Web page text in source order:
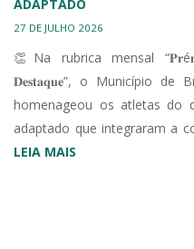
ADAPTADO
27 DE JULHO 2026
👏Na rubrica mensal
𝐃𝐞𝐬𝐭𝐚𝐪𝐮𝐞”, o Município de
homenageou os atletas do
adaptado que integraram a
LEIA MAIS